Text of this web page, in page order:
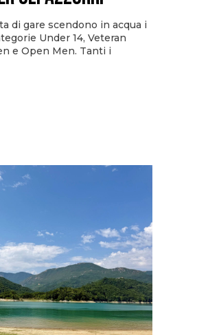
di gare scendono in acqua i
Under 14, Veteran
e Open Men. Tanti i